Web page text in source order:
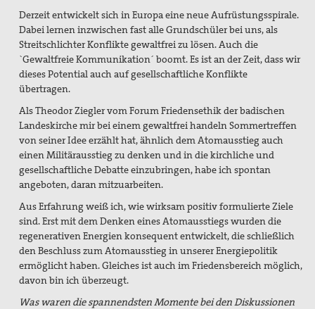
Derzeit entwickelt sich in Europa eine neue Aufrüstungsspirale.
Dabei lernen inzwischen fast alle Grundschüler bei uns, als
Streitschlichter Konflikte gewaltfrei zu lösen. Auch die
`Gewaltfreie Kommunikation´ boomt. Es ist an der Zeit, dass wir
dieses Potential auch auf gesellschaftliche Konflikte
übertragen.
Als Theodor Ziegler vom Forum Friedensethik der badischen
Landeskirche mir bei einem gewaltfrei handeln Sommertreffen
von seiner Idee erzählt hat, ähnlich dem Atomausstieg auch
einen Militärausstieg zu denken und in die kirchliche und
gesellschaftliche Debatte einzubringen, habe ich spontan
angeboten, daran mitzuarbeiten.
Aus Erfahrung weiß ich, wie wirksam positiv formulierte Ziele
sind. Erst mit dem Denken eines Atomausstiegs wurden die
regenerativen Energien konsequent entwickelt, die schließlich
den Beschluss zum Atomausstieg in unserer Energiepolitik
ermöglicht haben. Gleiches ist auch im Friedensbereich möglich,
davon bin ich überzeugt.
Was waren die spannendsten Momente bei den Diskussionen